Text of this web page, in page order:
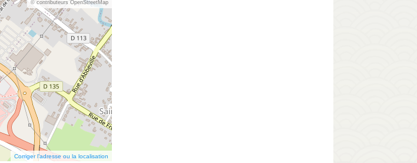
© contributeurs OpenStreetMap
Corriger l’adresse ou la localisation